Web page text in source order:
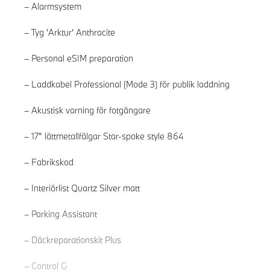
Alarmsystem
Tyg 'Arktur' Anthracite
Personal eSIM preparation
Laddkabel Professional (Mode 3) för publik laddning
Akustisk varning för fotgängare
17" lättmetallfälgar Star-spoke style 864
Fabrikskod
Interiörlist Quartz Silver matt
Parking Assistant
Däckreparationskit Plus
Control G
Läs mer